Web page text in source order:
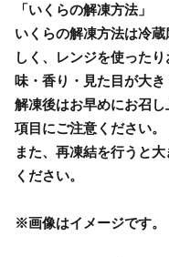
「いくらの解凍方法」
いくらの解凍方法は冷
しく、レンジを使った
味・香り・見た目が大き
解凍後はお早めにお召
項目にご注意ください。
また、再凍結を行うと
ください。
※画像はイメージです。